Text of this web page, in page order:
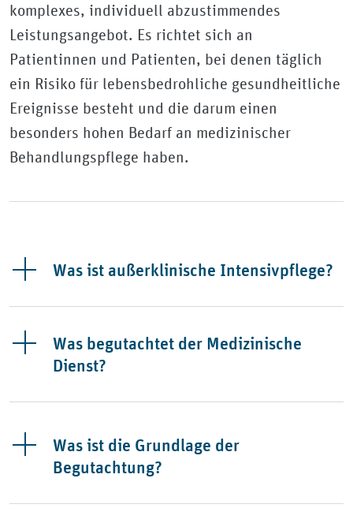
komplexes, individuell abzustimmendes
Leistungsangebot. Es richtet sich an
Patientinnen und Patienten, bei denen täglich
ein Risiko für lebensbedrohliche gesundheitliche
Ereignisse besteht und die darum einen
besonders hohen Bedarf an medizinischer
Behandlungspflege haben.
Was ist außerklinische Intensivpflege?
Was begutachtet der Medizinische
Dienst?
Was ist die Grundlage der
Begutachtung?